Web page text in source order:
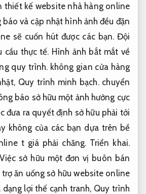
thiết kế website nhà hàng online
và cập nhật hình ảnh đều đặn
sẽ cuốn hút được các bạn. Đội
cầu thực tế. Hình ảnh bắt mắt về
quy trình. không gian cửa hàng
Quy trình minh bạch.chuyển
báo sở hữu một ảnh hưởng cực
đưa ra quyết định sở hữu phải tới
không của các bạn dựa trên bề
t giá phải chăng. Triển khai.
Việc sở hữu một đơn vị buôn bán
trợ ăn uống sở hữu website online
dạng lợi thế cạnh tranh, Quy trình